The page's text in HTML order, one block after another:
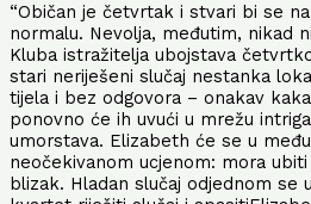
“Običan je četvrtak i stvari bi se
normalu. Nevolja, međutim, nikad
Kluba istražitelja ubojstava
stari neriješeni slučaj nestanka
tijela i bez odgovora – onakav
ponovno će ih uvući u mrežu
umorstava. Elizabeth će se u
neočekivanom ucjenom: mora
blizak. Hladan slučaj odjednom se